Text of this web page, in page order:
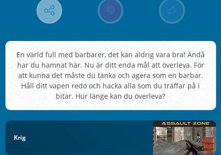
En värld full med barbarer, det kan aldrig vara bra! Ändå
har du hamnat här. Nu är ditt enda mål att överleva. För
att kunna det måste du tänka och agera som en barbar.
Håll ditt vapen redo och hacka alla som du träffar på i
bitar. Hur länge kan du överleva?
Krig